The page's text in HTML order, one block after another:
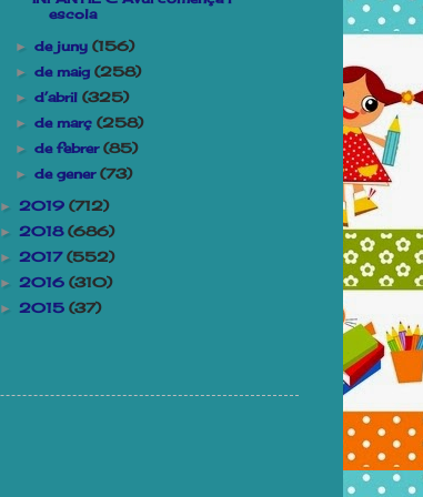
escola
►de juny(156)
►de maig(258)
►d’abril(325)
►de març(258)
►de febrer(85)
►de gener(73)
► 2019 (712)
► 2018 (686)
► 2017 (552)
► 2016 (310)
► 2015 (37)